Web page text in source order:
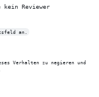
Reviewer
an.
Verhalten zu negieren und